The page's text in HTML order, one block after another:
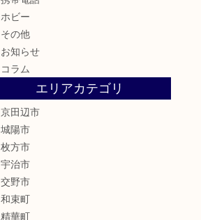
ホビー
その他
お知らせ
コラム
エリアカテゴリ
京田辺市
城陽市
枚方市
宇治市
交野市
和束町
精華町